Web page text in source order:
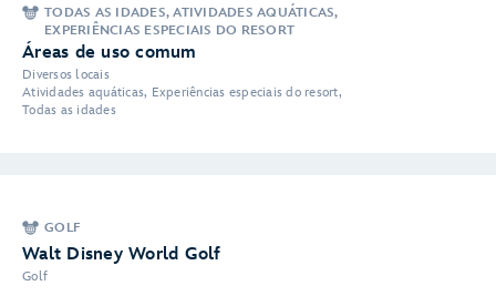
TODAS AS IDADES, ATIVIDADES AQUÁTICAS,
EXPERIÊNCIAS ESPECIAIS DO RESORT
Áreas de uso comum
Diversos locais
Atividades aquáticas, Experiências especiais do resort,
Todas as idades
GOLF
Walt Disney World Golf
Golf